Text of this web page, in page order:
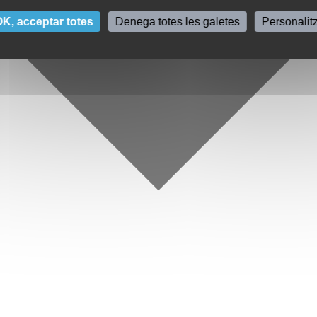
acceptar totes Denega totes les galetes